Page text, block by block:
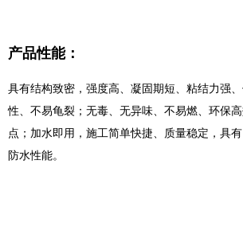
产品性能：
具有结构致密，强度高、凝固期短、粘结力强
性、不易龟裂；无毒、无异味、不易燃、环保
点；加水即用，施工简单快捷、质量稳定，具
防水性能。